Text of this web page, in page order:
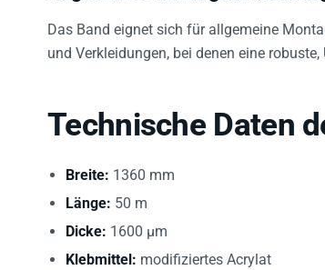
Das Band eignet sich für allgemeine
und Verkleidungen, bei denen eine
Technische Daten
Breite: 1360 mm
Länge: 50 m
Dicke: 1600 µm
Klebmittel: modifiziertes Acrylat